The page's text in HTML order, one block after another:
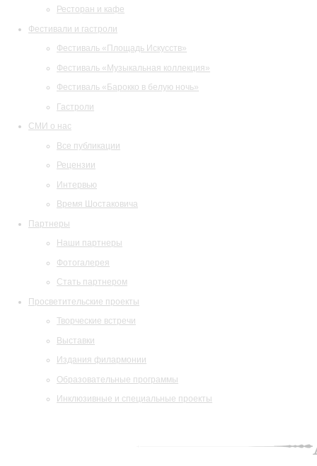
Ресторан и кафе
Фестивали и гастроли
Фестиваль «Площадь Искусств»
Фестиваль «Музыкальная коллекция»
Фестиваль «Барокко в белую ночь»
Гастроли
СМИ о нас
Все публикации
Рецензии
Интервью
Время Шостаковича
Партнеры
Наши партнеры
Фотогалерея
Стать партнером
Просветительские проекты
Творческие встречи
Выставки
Издания филармонии
Образовательные программы
Инклюзивные и специальные проекты